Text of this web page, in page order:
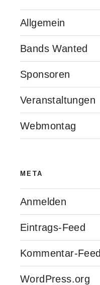
Allgemein
Bands Wanted
Sponsoren
Veranstaltungen
Webmontag
META
Anmelden
Eintrags-Feed
Kommentar-Feed
WordPress.org